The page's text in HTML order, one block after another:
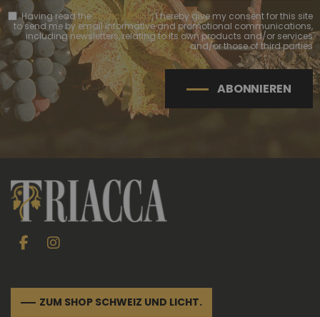
Having read thePrivacy Policy, I hereby give my consent for this site
to send me by email informative and promotional communications,
including newsletters, relating to its own products and/or services
and/or those of third parties
ABONNIEREN
ZUM SHOP SCHWEIZ UND LICHT.